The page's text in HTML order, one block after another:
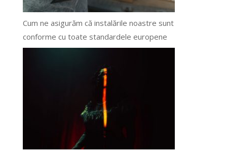
Cum ne asigurăm că instalările noastre sunt
conforme cu toate standardele europene